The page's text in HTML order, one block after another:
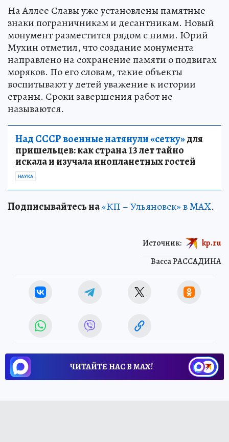
На Аллее Славы уже установлены памятные
знаки пограничникам и десантникам. Новый
монумент разместится рядом с ними. Юрий
Мухин отметил, что создание монумента
направлено на сохранение памяти о подвигах
моряков. По его словам, такие объекты
воспитывают у детей уважение к истории
страны. Сроки завершения работ не
называются.
Над СССР военные натянули «сетку»для
пришельцев: как страна 13 лет тайно
искала и изучала инопланетных гостей
НАУКА
Подписывайтесь на«КП – Ульяновск» в MAX.
Васса РАССАДИНА
Источник: kp.ru
ЧИТАЙТЕ НАС В МАХ!